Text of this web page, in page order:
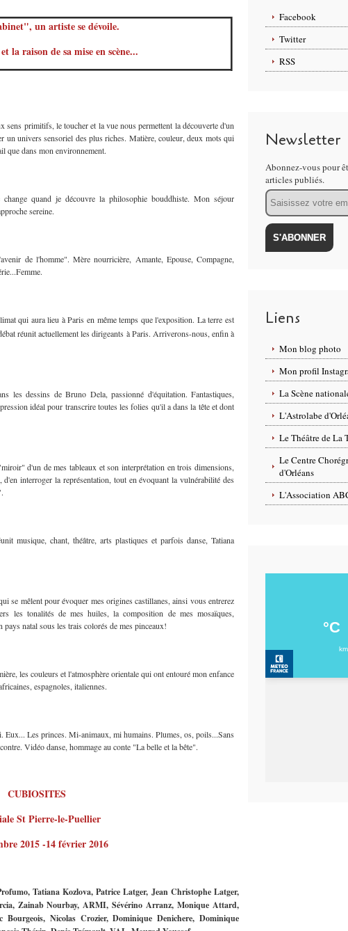
un artiste se dévoile.
la raison de sa mise en scène...
sens primitifs, le toucher et la vue nous permettent la découverte d'un
un univers sensoriel des plus riches. Matière, couleur, deux mots qui
que dans mon environnement.
quand je découvre la philosophie bouddhiste. Mon séjour
sereine.
de l'homme". Mère nourricière, Amante, Epouse, Compagne,
qui aura lieu à Paris en même temps que l'exposition. La terre est
réunit actuellement les dirigeants à Paris. Arriverons-nous, enfin à
les dessins de Bruno Dela, passionné d'équitation. Fantastiques,
idéal pour transcrire toutes les folies qu'il a dans la tête et dont
d'un de mes tableaux et son interprétation en trois dimensions,
interroger la représentation, tout en évoquant la vulnérabilité des
musique, chant, théâtre, arts plastiques et parfois danse, Tatiana
se mêlent pour évoquer mes origines castillanes, ainsi vous entrerez
les tonalités de mes huiles, la composition de mes mosaïques,
natal sous les trais colorés de mes pinceaux!
les couleurs et l'atmosphère orientale qui ont entouré mon enfance
espagnoles, italiennes.
Les princes. Mi-animaux, mi humains. Plumes, os, poils...Sans
Vidéo danse, hommage au conte "La belle et la bête".
CUBIOSITES
St Pierre-le-Puellier
2015 -14 février 2016
Tatiana Kozlova, Patrice Latger, Jean Christophe Latger,
Zainab Nourbay, ARMI, Sévérino Arranz, Monique Attard,
Nicolas Crozier, Dominique Denichere, Dominique
Facebook
Twitter
RSS
Newsletter
Abonnez-vous pour
articles publiés.
Email
Liens
Mon blog photo
Mon profil
La Scène
L'Astrolabe
Le Théâtre de La
Le Centre
d'Orléans
L'Association